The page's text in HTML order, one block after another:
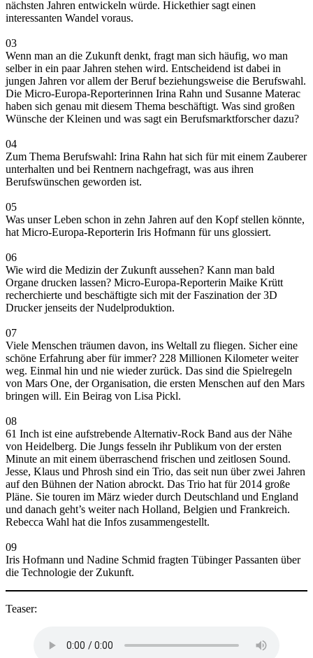
nächsten Jahren entwickeln würde. Hickethier sagt einen
interessanten Wandel voraus.
03
Wenn man an die Zukunft denkt, fragt man sich häufig, wo man
selber in ein paar Jahren stehen wird. Entscheidend ist dabei in
jungen Jahren vor allem der Beruf beziehungsweise die Berufswahl.
Die Micro-Europa-Reporterinnen Irina Rahn und Susanne Materac
haben sich genau mit diesem Thema beschäftigt. Was sind großen
Wünsche der Kleinen und was sagt ein Berufsmarktforscher dazu?
04
Zum Thema Berufswahl: Irina Rahn hat sich für mit einem Zauberer
unterhalten und bei Rentnern nachgefragt, was aus ihren
Berufswünschen geworden ist.
05
Was unser Leben schon in zehn Jahren auf den Kopf stellen könnte,
hat Micro-Europa-Reporterin Iris Hofmann für uns glossiert.
06
Wie wird die Medizin der Zukunft aussehen? Kann man bald
Organe drucken lassen? Micro-Europa-Reporterin Maike Krütt
recherchierte und beschäftigte sich mit der Faszination der 3D
Drucker jenseits der Nudelproduktion.
07
Viele Menschen träumen davon, ins Weltall zu fliegen. Sicher eine
schöne Erfahrung aber für immer? 228 Millionen Kilometer weiter
weg. Einmal hin und nie wieder zurück. Das sind die Spielregeln
von Mars One, der Organisation, die ersten Menschen auf den Mars
bringen will. Ein Beirag von Lisa Pickl.
08
61 Inch ist eine aufstrebende Alternativ-Rock Band aus der Nähe
von Heidelberg. Die Jungs fesseln ihr Publikum von der ersten
Minute an mit einem überraschend frischen und zeitlosen Sound.
Jesse, Klaus und Phrosh sind ein Trio, das seit nun über zwei Jahren
auf den Bühnen der Nation abrockt. Das Trio hat für 2014 große
Pläne. Sie touren im März wieder durch Deutschland und England
und danach geht’s weiter nach Holland, Belgien und Frankreich.
Rebecca Wahl hat die Infos zusammengestellt.
09
Iris Hofmann und Nadine Schmid fragten Tübinger Passanten über
die Technologie der Zukunft.
Teaser: